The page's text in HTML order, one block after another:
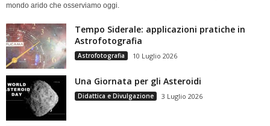
mondo arido che osserviamo oggi.
Tempo Siderale: applicazioni pratiche in
Astrofotografia
Astrofotografia 10 Luglio 2026
Una Giornata per gli Asteroidi
Didattica e Divulgazione 3 Luglio 2026